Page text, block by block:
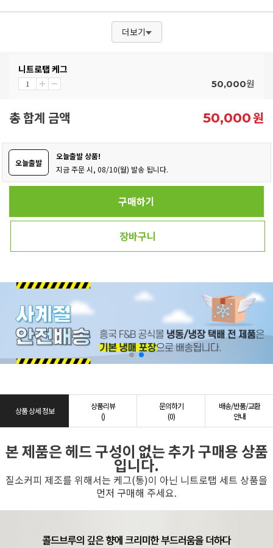
더보기
니트로탭 케그
50,000원
총 합계 금액 50,000원
오늘출발
오늘출발 상품!
지금 주문 시, 08/10(월) 발송 됩니다.
구매하기
장바구니
상품 상세 정보
상품리뷰
()
문의하기
(0)
배송/반품/교환
안내
본 제품은 헤드 구성이 없는 추가 구매용 상품
입니다.
질소커피 제조를 위해서는 케그(통)이 아닌 니트로탭 세트 상품을
먼저 구매해 주세요.